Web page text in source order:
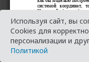
Используя сайт, вы
Cookies для
персонализации и
Политикой